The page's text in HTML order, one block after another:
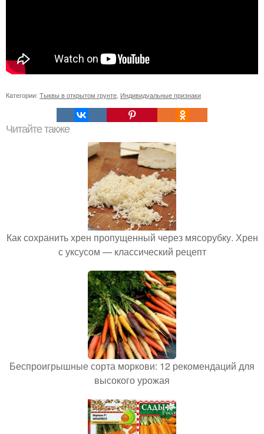
Категории: Тыквы в открытом грунте Индивидуальные признаки
Читайте также
Как сохранить хрен пропущенный через мясорубку. Хрен
с уксусом — классический рецепт
Беспроигрышные сорта моркови: 12 рекомендаций для
высокого урожая